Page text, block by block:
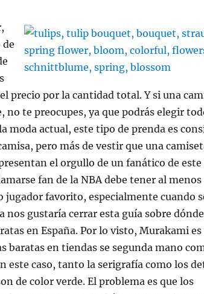
de
precio por la cantidad total. Y si una
no te preocupes, ya que podrás elegir
moda actual, este tipo de prenda es
pero más de vestir que una
el orgullo de un fanático de
fan de la NBA debe tener al menos
jugador favorito, especialmente cuando
nos gustaría cerrar esta guía sobre
en España. Por lo visto, Murakami
baratas en tiendas se segunda mano
este caso, tanto la serigrafía como los
de color verde. El problema es que los